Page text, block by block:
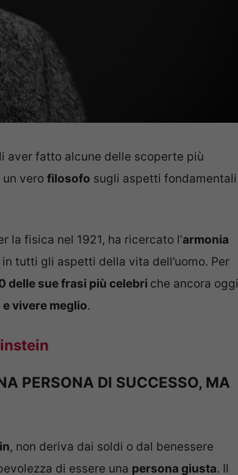
aver fatto alcune delle scoperte più
un vero filosofo sugli aspetti fondamentali
la fisica nel 1921, ha ricercato l’armonia
tutti gli aspetti della vita dell’uomo. Per
delle sue frasi più celebri che ancora oggi
vivere meglio.
PERSONA DI SUCCESSO, MA
, non deriva dai soldi o dal benessere
di essere una persona giusta. Il